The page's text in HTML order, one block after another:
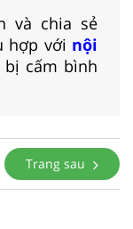
và chia sẻ
hợp với nội
cấm bình
Trang sau